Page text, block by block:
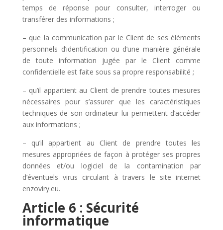
temps de réponse pour consulter, interroger ou
transférer des informations ;
– que la communication par le Client de ses éléments
personnels d’identification ou d’une manière générale
de toute information jugée par le Client comme
confidentielle est faite sous sa propre responsabilité ;
– qu’il appartient au Client de prendre toutes mesures
nécessaires pour s’assurer que les caractéristiques
techniques de son ordinateur lui permettent d’accéder
aux informations ;
– qu’il appartient au Client de prendre toutes les
mesures appropriées de façon à protéger ses propres
données et/ou logiciel de la contamination par
d’éventuels virus circulant à travers le site internet
enzoviry.eu.
Article 6 : Sécurité
informatique